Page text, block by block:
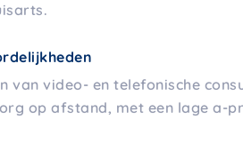
van video- en telefonische
op afstand, met een lage a-